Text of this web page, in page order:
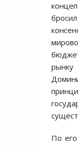
рынку
По